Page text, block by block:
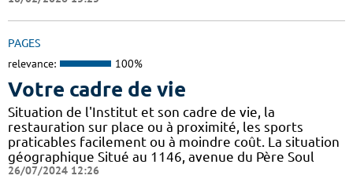
PAGES
relevance: 100%
Votre cadre de vie
Situation de l'Institut et son cadre de vie, la
restauration sur place ou à proximité, les sports
praticables facilement ou à moindre coût. La situation
géographique Situé au 1146, avenue du Père Soul
26/07/2024 12:26